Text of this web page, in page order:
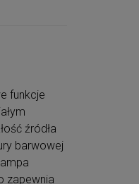
funkcje
źródła
barwowej
zapewnia